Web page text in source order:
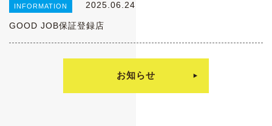
INFORMATION 2025.06.24
GOOD JOB保証登録店
お知らせ